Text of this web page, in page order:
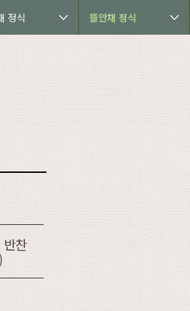
정식 뜰안채 정식
찬